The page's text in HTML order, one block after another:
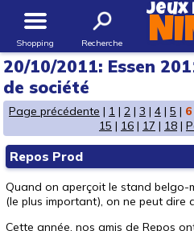
Shopping Recherche
Jeux
20/10/2011: Essen
de société
Page précédente | 1 | 2 | 3 | 4 | 5 | 6
15 | 16 | 17 | 18 |
Repos Prod
Quand on aperçoit le stand belgo-
(le plus important), on ne peut dire
Cette année, nos amis de Repos